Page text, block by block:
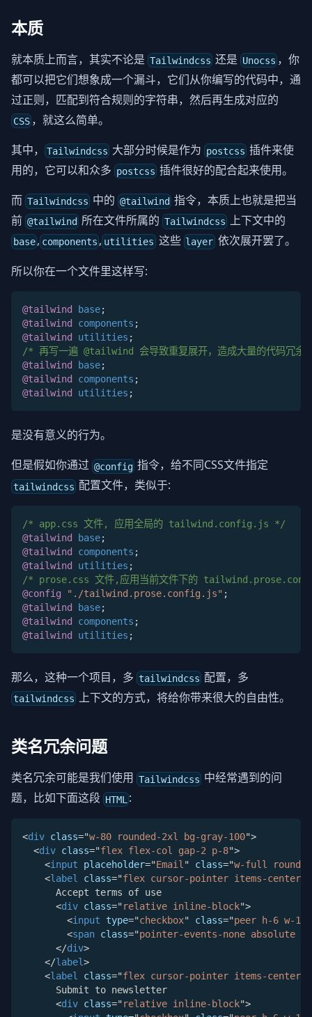
本质
就本质上而言，其实不论是 Tailwindcss 还是 Unocss ，你
都可以把它们想象成一个漏斗，它们从你编写的代码中，通
过正则，匹配到符合规则的字符串，然后再生成对应的
CSS ，就这么简单。
其中，
Tailwindcss 大部分时候是作为 postcss 插件来使
用的，它可以和众多 postcss 插件很好的配合起来使用。
而 Tailwindcss 中的@tailwind 指令，本质上也就是把当
前 @tailwind 所在文件所属的Tailwindcss 上下文中的
base , components , utilities 这些 layer依次展开罢了。
所以你在一个文件里这样写:
@tailwind base;
@tailwind
components ;
@tailwind
utilities ;
/* 再写一遍 @tailwind 会导致重复展开，造成大量的代码冗
@tailwind
base;
@tailwind
components ;
@tailwind
utilities ;
是没有意义的行为。
但是假如你通过 @config 指令，给不同CSS文件指定
tailwindcss 配置文件，类似于:
/* app.css 文件, 应用全局的 tailwind.config.js */
@tailwind
base;
@tailwind
components ;
@tailwind
utilities ;
/* prose.css 文件,应用当前文件下的
@config
"./tailwind.prose.config.js" ;
@tailwind
base;
@tailwind
components ;
@tailwind
utilities ;
那么，这种一个项目，多 tailwindcss 配置，多
tailwindcss 上下文的方式，将给你带来很大的自由性。
类名冗余问题
类名冗余可能是我们使用 Tailwindcss 中经常遇到的问
题，比如下面这段 HTML :
<div class="w-80 rounded-2xl bg-gray-100">
<div class="flex flex-col gap-2 p-8">
<input placeholder="Email " class="w-full
<label class="flex cursor-pointer items-center
      Accept terms of use
<div class="relative inline-block">
<input type="checkbox" class="peer h-6 w-
<span class="pointer-events-none absolute
</div>
</label>
<label class="flex cursor-pointer items-center
      Submit to newsletter
<div class="relative inline-block">